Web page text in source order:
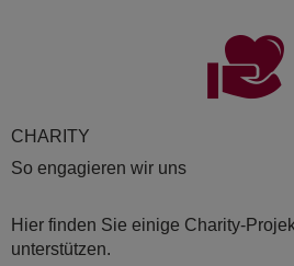
CHA­RI­TY
So engagieren wir uns
Hier finden Sie einige Charity-
unterstützen.